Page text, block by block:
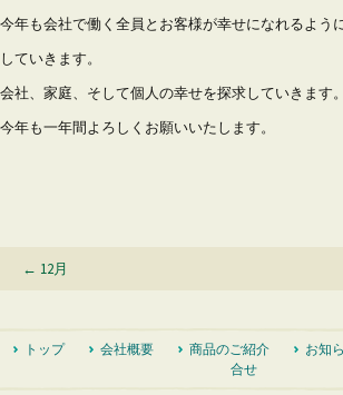
今年も会社で働く全員とお客様が幸せになれるよう
していきます。
会社、家庭、そして個人の幸せを探求していきます。
今年も一年間よろしくお願いいたします。
Post
← 12月
トップ 会社概要 商品のご紹介 お知
合せ